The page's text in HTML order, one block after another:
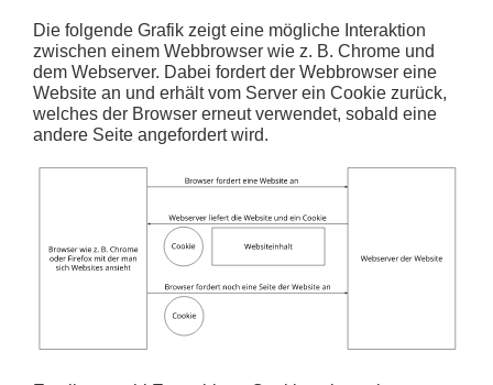
Die folgende Grafik zeigt eine mögliche Interaktion
zwischen einem Webbrowser wie z. B. Chrome und
dem Webserver. Dabei fordert der Webbrowser eine
Website an und erhält vom Server ein Cookie zurück,
welches der Browser erneut verwendet, sobald eine
andere Seite angefordert wird.